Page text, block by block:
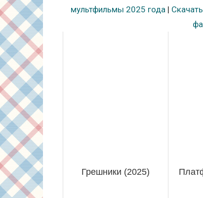
мультфильмы 2025 года |
Грешники (2025)